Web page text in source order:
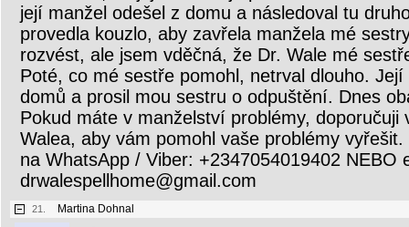
její manžel odešel z domu a následoval tu
provedla kouzlo, aby zavřela manžela mé
rozvést, ale jsem vděčná, že Dr. Wale mé
Poté, co mé sestře pomohl, netrval dlouho.
domů a prosil mou sestru o odpuštění. Dnes
Pokud máte v manželství problémy, doporučuji
Walea, aby vám pomohl vaše problémy
na WhatsApp / Viber: +2347054019402 NEBO
drwalespellhome@gmail.com
21. Martina Dohnal